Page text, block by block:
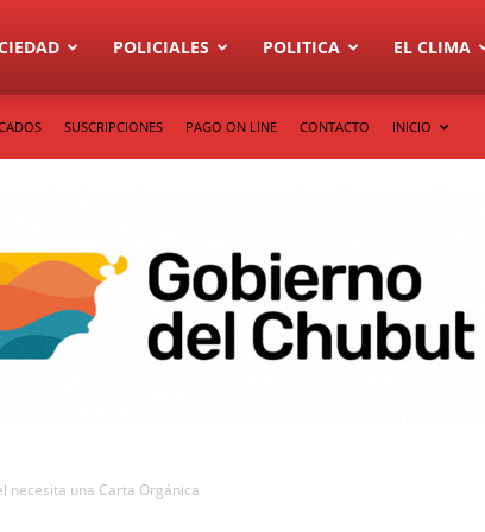
POLICIALES POLITICA EL CLIMA
SUSCRIPCIONES PAGO ON LINE CONTACTO INICIO
necesita una Carta Orgánica